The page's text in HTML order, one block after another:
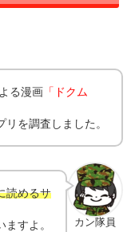
る漫画 「ドクム
を調査しました。
カン隊員
読めるサ
すよ。